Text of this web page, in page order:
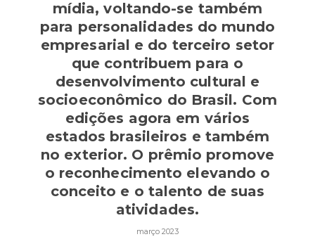
mídia, voltando-se também
para personalidades do mundo
empresarial e do terceiro setor
que contribuem para o
desenvolvimento cultural e
socioeconômico do Brasil. Com
edições agora em vários
estados brasileiros e também
no exterior. O prêmio promove
o reconhecimento elevando o
conceito e o talento de suas
atividades.
março 2023